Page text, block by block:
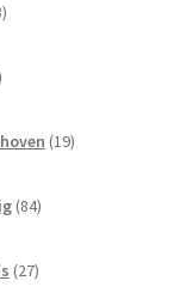
izdelkov
19izdelkov
84izdelkov
27izdelkov